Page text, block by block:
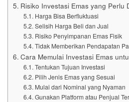
Risiko Investasi Emas yang Perlu
Harga Bisa Berfluktuasi
Selisih Harga Beli dan Jual
Risiko Penyimpanan Emas Fisik
Tidak Memberikan Pendapatan
Cara Memulai Investasi Emas
Tentukan Tujuan Investasi
Pilih Jenis Emas yang Sesuai
Mulai dari Nominal yang Nyaman
Gunakan Platform atau Penjual